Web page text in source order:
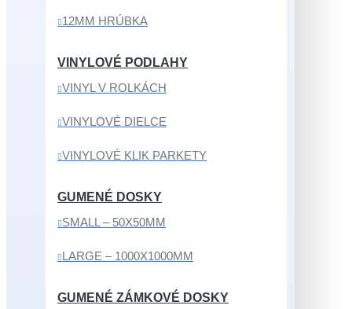
12MM HRÚBKA
VINYLOVÉ PODLAHY
VINYL V ROLKÁCH
VINYLOVÉ DIELCE
VINYLOVÉ KLIK PARKETY
GUMENÉ DOSKY
SMALL – 50X50MM
LARGE – 1000X1000MM
GUMENÉ ZÁMKOVÉ DOSKY